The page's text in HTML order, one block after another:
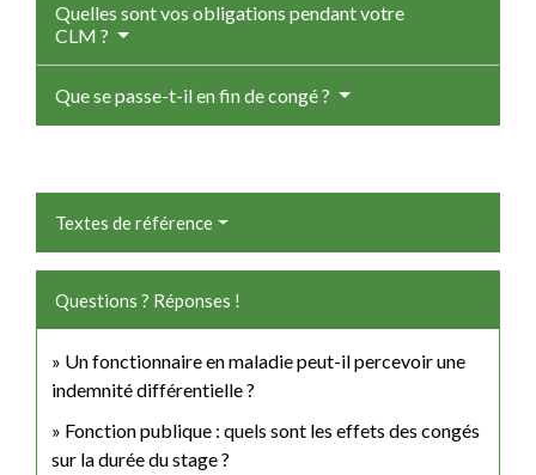
Quelles sont vos obligations pendant votre
CLM ?
Que se passe-t-il en fin de congé ?
Textes de référence
Questions ? Réponses !
Un fonctionnaire en maladie peut-il percevoir une
indemnité différentielle ?
Fonction publique : quels sont les effets des congés
sur la durée du stage ?